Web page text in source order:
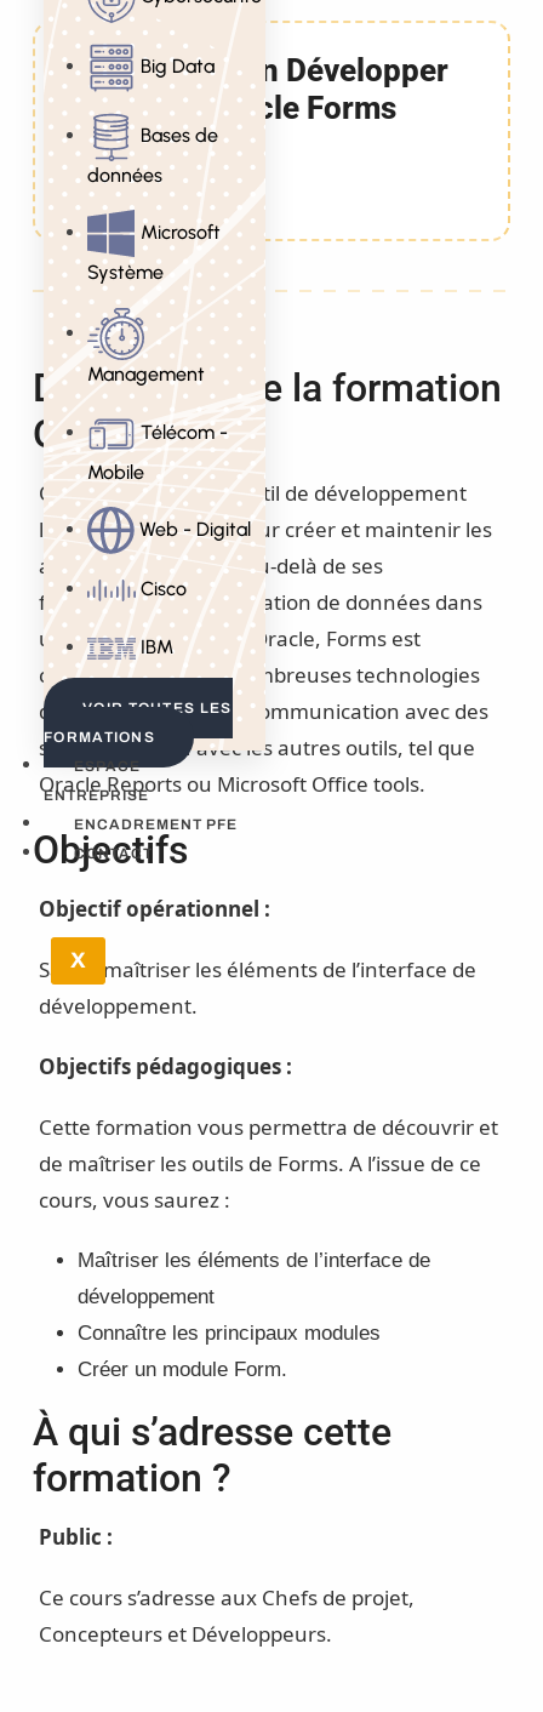
Big Data
Bases de
données
Microsoft
Système
Management
Télécom -
Mobile
Web - Digital
Cisco
IBM
VOIR TOUTES LES
FORMATIONS
ESPACE
ENTREPRISE
ENCADREMENT PFE
CONTACT
X
Formation Développer
avec Oracle Forms
11g/12c
4 Jours
Description de la formation
Oracle Forms
Oracle Forms est un outil de développement
largement répandu pour créer et maintenir les
applications métiers. Au-delà de ses
fonctionnalités d’intégration de données dans
une base de données Oracle, Forms est
compatible avec de nombreuses technologies
d’authentification, de communication avec des
services web ou avec les autres outils, tel que
Oracle Reports ou Microsoft Office tools.
Objectifs
Objectif opérationnel :
Savoir maîtriser les éléments de l’interface de
développement.
Objectifs pédagogiques :
Cette formation vous permettra de découvrir et
de maîtriser les outils de Forms. A l’issue de ce
cours, vous saurez :
Maîtriser les éléments de l’interface de
développement
Connaître les principaux modules
Créer un module Form.
À qui s’adresse cette
formation ?
Public :
Ce cours s’adresse aux Chefs de projet,
Concepteurs et Développeurs.